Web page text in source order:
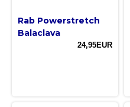
Rab Powerstretch
Balaclava
24,95EUR